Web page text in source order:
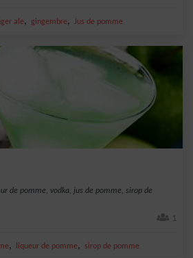
ale, gingembre, Jus de pomme
de pomme, vodka, jus de pomme, sirop de
1
, liqueur de pomme, sirop de pomme